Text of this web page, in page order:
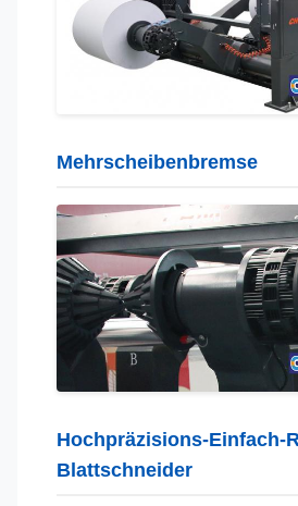
Mehrscheibenbremse
Hochpräzisions-Einfach-
Blattschneider